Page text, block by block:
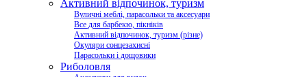
Активний відпочинок, туризм
Вуличні меблі, парасольки та аксесуари
Все для барбекю, пікніків
Активний відпочинок, туризм (різне)
Окуляри сонцезахисні
Парасольки і дощовики
Риболовля